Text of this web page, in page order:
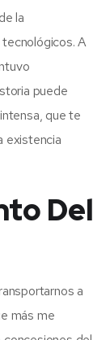
la
tecnológicos. A
puede
que te
existencia
Del
a
más me